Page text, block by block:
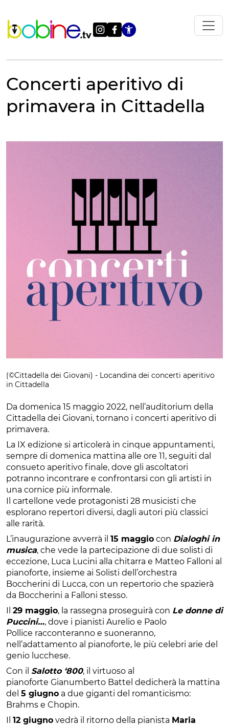
contenuto
Apri le
Concerti aperitivo di
primavera in Cittadella
(©Cittadella dei Giovani) - Locandina dei concerti aperitivo
in Cittadella
Da domenica 15 maggio 2022, nell’auditorium della
Cittadella dei Giovani, tornano i concerti aperitivo di
primavera.
La IX edizione si articolerà in cinque appuntamenti,
sempre di domenica mattina alle ore 11, seguiti dal
consueto aperitivo finale, dove gli ascoltatori
potranno incontrare e confrontarsi con gli artisti in
una cornice più informale.
Il cartellone vede protagonisti 28 musicisti che
esplorano repertori diversi, dagli autori più classici
alle rarità.
L’inaugurazione avverrà il 15 maggio con Dialoghi in
musica, che vede la partecipazione di due solisti di
eccezione, Luca Lucini alla chitarra e Matteo Falloni al
pianoforte, insieme ai Solisti dell’orchestra
Boccherini di Lucca, con un repertorio che spazierà
da Boccherini a Falloni stesso.
Il 29 maggio, la rassegna proseguirà con Le donne di
Puccini…, dove i pianisti Aurelio e Paolo
Pollice racconteranno e suoneranno,
nell’adattamento al pianoforte, le più celebri arie del
genio lucchese.
Con il Salotto ‘800, il virtuoso al
pianoforte Gianumberto Battel dedicherà la mattina
del 5 giugno a due giganti del romanticismo:
Brahms e Chopin.
Il 12 giugno vedrà il ritorno della pianista Maria